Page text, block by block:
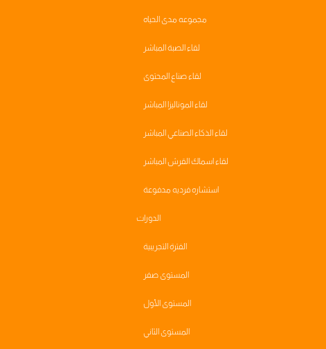
مجموعه مدى الحياه
لقاء الصبة المباشر
لقاء صناع المحتوى
لقاء الموناليزا المباشر
لقاء الذكاء الصناعي المباشر
لقاء اسماك القرش المباشر
استشاره فرديه مدفوعة
الدورات
الفترة التجريبية
المستوى صفر
المستوى الأول
المستوى الثاني